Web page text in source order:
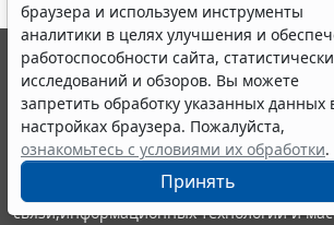
браузера и используем инструменты
аналитики в целях улучшения и
работоспособности сайта,
исследований и обзоров. Вы можете
запретить обработку указанных данных
настройках браузера. Пожалуйста,
ознакомьтесь с условиями их обработки.
Принять
© ООО "НПП "ГАРАНТ-СЕРВИС", 2026.
выпускается с 1990 года. Компания
являются участниками Российской
информации ГАРАНТ.
Портал ГАРАНТ.РУ зарегистрирован в
издания Федеральной службой по
связи,информационных технологий и